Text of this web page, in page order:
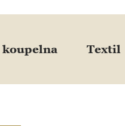
koupelna Textil